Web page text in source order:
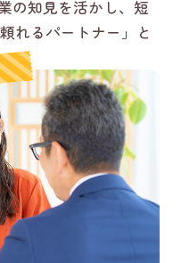
の知見を活かし、短
れるパートナー」と